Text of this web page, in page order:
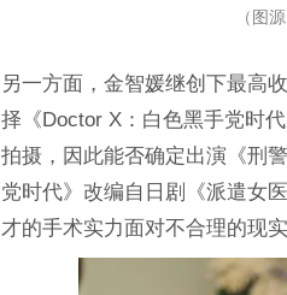
（图
另一方面，金智媛继创下最高
择《Doctor X：白色黑手党时
拍摄，因此能否确定出演《刑
党时代》改编自日剧《派遣女
才的手术实力面对不合理的现